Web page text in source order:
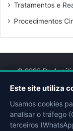
Tratamentos e
Procedimentos
© 2026 Dr.
Este site utiliza
Usamos cookies
analisar o tráfego
terceiros